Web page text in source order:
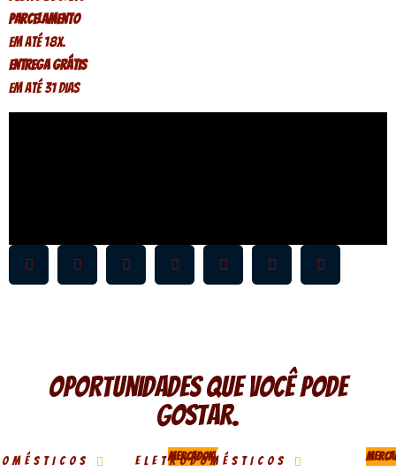
Parcelamento
Em até 18x.
Entrega Grátis
Em até 31 dias
Oportunidades que você pode
gostar.
MERCADOKA
ELETRODOMÉSTICOS